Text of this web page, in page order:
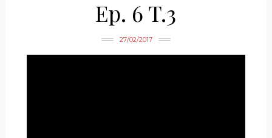
Ep. 6 T.3
27/02/2017